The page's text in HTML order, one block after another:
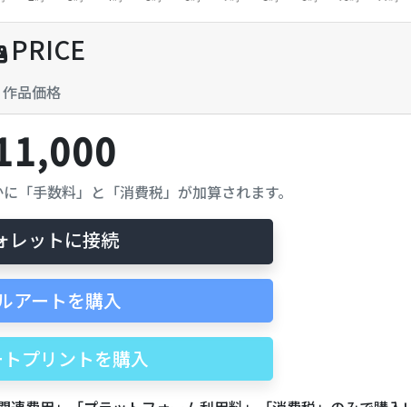
PRICE
作品価格
「手数料」と「消費税」が加算されます。
レットに接続
アートを購入
プリントを購入